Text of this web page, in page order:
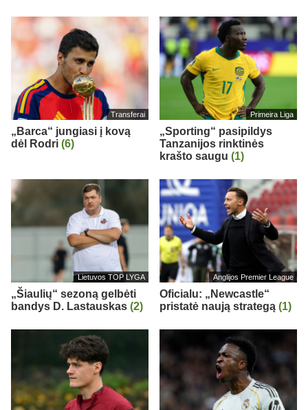
Transferai
„Barca“ jungiasi į kovą
dėl Rodri (6)
Primeira Liga
„Sporting“ pasipildys
Tanzanijos rinktinės
krašto saugu (1)
Lietuvos TOP LYGA
„Šiaulių“ sezoną gelbėti
bandys D. Lastauskas (2)
Anglijos Premier League
Oficialu: „Newcastle“
pristatė naują strategą (1)